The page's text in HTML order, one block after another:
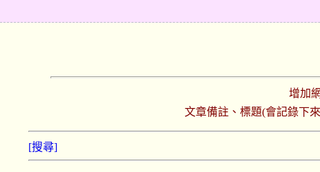
增加
文章備註、標題(會記錄下
[搜尋]